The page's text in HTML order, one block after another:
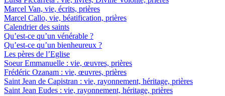
Marcel Van, vie, écrits, prières
Marcel Callo, vie, béatification, prières
Calendrier des saints
Qu’est-ce qu’un vénérable ?
Qu’est-ce qu’un bienheureux ?
Les pères de l’Eglise
Soeur Emmanuelle : vie, œuvres, prières
Frédéric Ozanam : vie, œuvres, prières
Saint Jean de Capistran : vie, rayonnement, héritage, prières
Saint Jean Eudes : vie, rayonnement, héritage, prières